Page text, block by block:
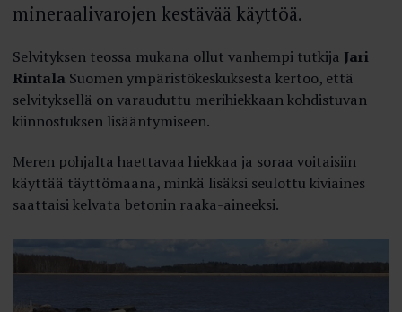
mineraalivarojen kestävää käyttöä.
Selvityksen teossa mukana ollut vanhempi tutkija Jari
Rintala Suomen ympäristökeskuksesta kertoo, että
selvityksellä on varauduttu merihiekkaan kohdistuvan
kiinnostuksen lisääntymiseen.
Meren pohjalta haettavaa hiekkaa ja soraa voitaisiin
käyttää täyttömaana, minkä lisäksi seulottu kiviaines
saattaisi kelvata betonin raaka-aineeksi.